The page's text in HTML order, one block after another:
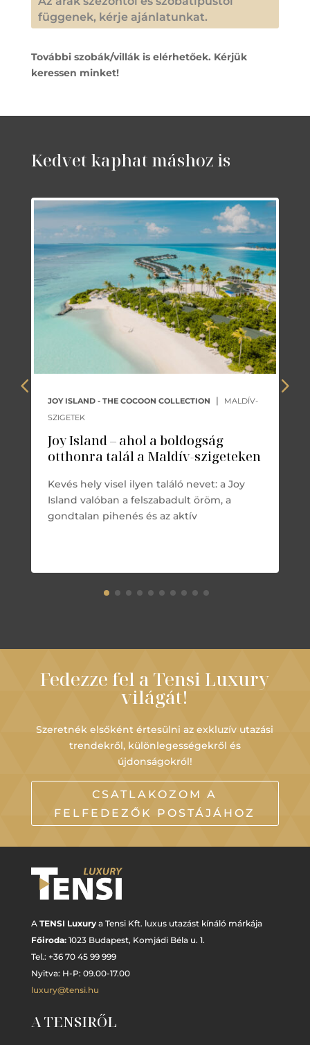
függenek, kérje ajánlatunkat.
További szobák/villák is elérhetőek. Kérjük
keressen minket!
Kedvet kaphat máshoz is
Joy Island – ahol a boldogság
otthonra talál a Maldív-szigeteken
JOY ISLAND - THE COCOON COLLECTION |
MALDÍV-
SZIGETEK
Kevés hely visel ilyen találó nevet: a Joy
Island valóban a felszabadult öröm, a
gondtalan pihenés és az aktív
Fedezze fel a Tensi Luxury
világát!
Szeretnék elsőként értesülni az exkluzív utazási
trendekről, különlegességekről és
újdonságokról!
CSATLAKOZOM A
FELFEDEZŐK POSTÁJÁHOZ
A TENSI Luxurya Tensi Kft. luxus utazást kínáló márkája
Főiroda: 1023 Budapest, Komjádi Béla u. 1.
Tel.: +36 70 45 99 999
Nyitva: H-P: 09.00-17.00
luxury@tensi.hu
A TENSIRŐL